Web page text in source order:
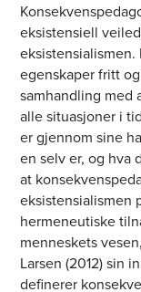
eksistensiell
egenskaper fritt
samhandling med
alle situasjoner i
er gjennom sine
en selv er, og hva
at
eksistensialismen
hermeneutiske
menneskets
Larsen (2012) sin
definerer